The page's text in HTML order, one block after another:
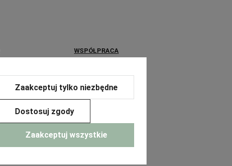
WSPÓŁPRACA
Zaakceptuj tylko niezbędne
Dostosuj zgody
Zaakceptuj wszystkie